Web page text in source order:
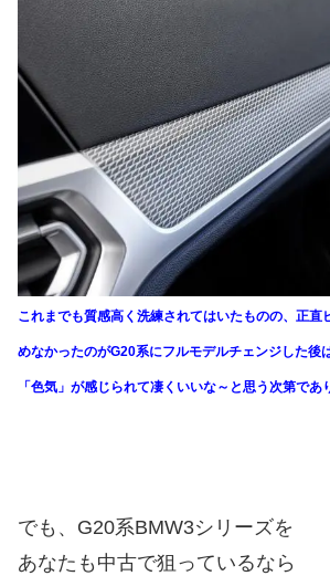
これまでも質感高く洗練されてはいたものの、正直
めなかったのがG20系にフルモデルチェンジした後
「色気」が感じられて凄くいいな～と思う次第であ
でも、G20系BMW3シリーズを
あなたも中古で狙っているなら